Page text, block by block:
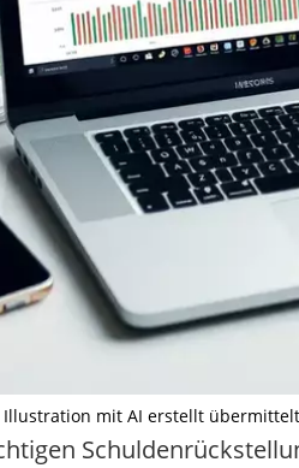
Illustration mit AI erstellt